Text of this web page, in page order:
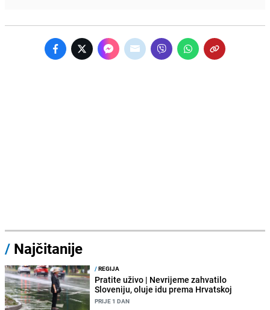
/ Najčitanije
/REGIJA
Pratite uživo | Nevrijeme zahvatilo
Sloveniju, oluje idu prema Hrvatskoj
PRIJE 1 DAN